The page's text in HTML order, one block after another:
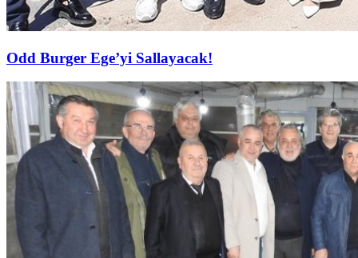
Odd Burger Ege’yi Sallayacak!